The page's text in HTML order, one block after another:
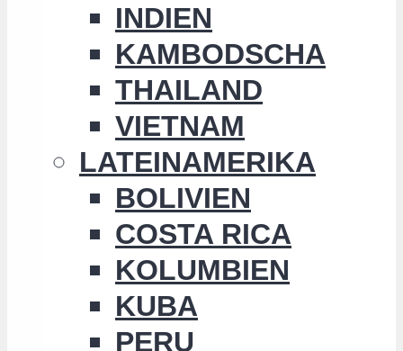
INDIEN
KAMBODSCHA
THAILAND
VIETNAM
LATEINAMERIKA
BOLIVIEN
COSTA RICA
KOLUMBIEN
KUBA
PERU